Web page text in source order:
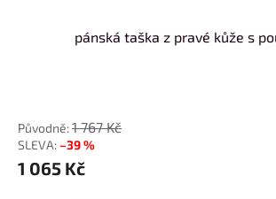
pánská taška z pravé kůže s
1 767 Kč
–39 %
1 065 Kč